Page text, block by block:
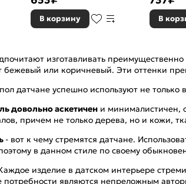
В корзину В
изготавливать
или коричневый. Эти оттенки
датчане успешно используют не только в
довольно аскетичен и минималистичен,
причем не только дерева, но и кожи,
- вот к чему стремятся датчане.
в данном стиле по своему
изделие в датском интерьере
потребности являются непреложным